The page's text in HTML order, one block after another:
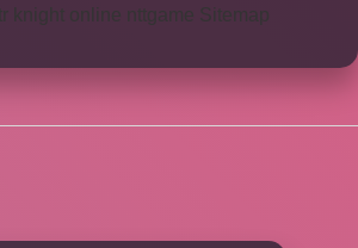
knight online nttgame Sitemap